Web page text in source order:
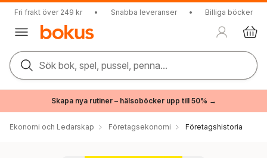
Fri frakt över 249 kr • Snabba leveranser • Billiga böcker
Sök bok, spel, pussel, penna...
Skapa nya rutiner – hälsoböcker upp till 50% →
Ekonomi och Ledarskap Företagsekonomi Företagshistoria